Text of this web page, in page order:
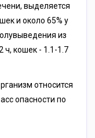
выделяется
и около 65% у
из
ч, кошек - 1.1-1.7
относится
опасности по